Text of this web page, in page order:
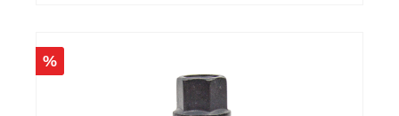
/ SEAT : Cupra Formentor VZ 2.0 TSI 4Drive 310 PS
Cupra Leon KL 2.0 TFSI 300 PS Cupra Leon KL 4-
Drive 2.0 TFSI 310 PS CUPRA Ateca Facelift
%